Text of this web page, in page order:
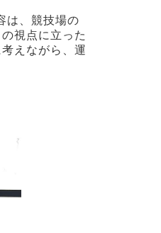
は、競技場の
視点に立った
えながら、運